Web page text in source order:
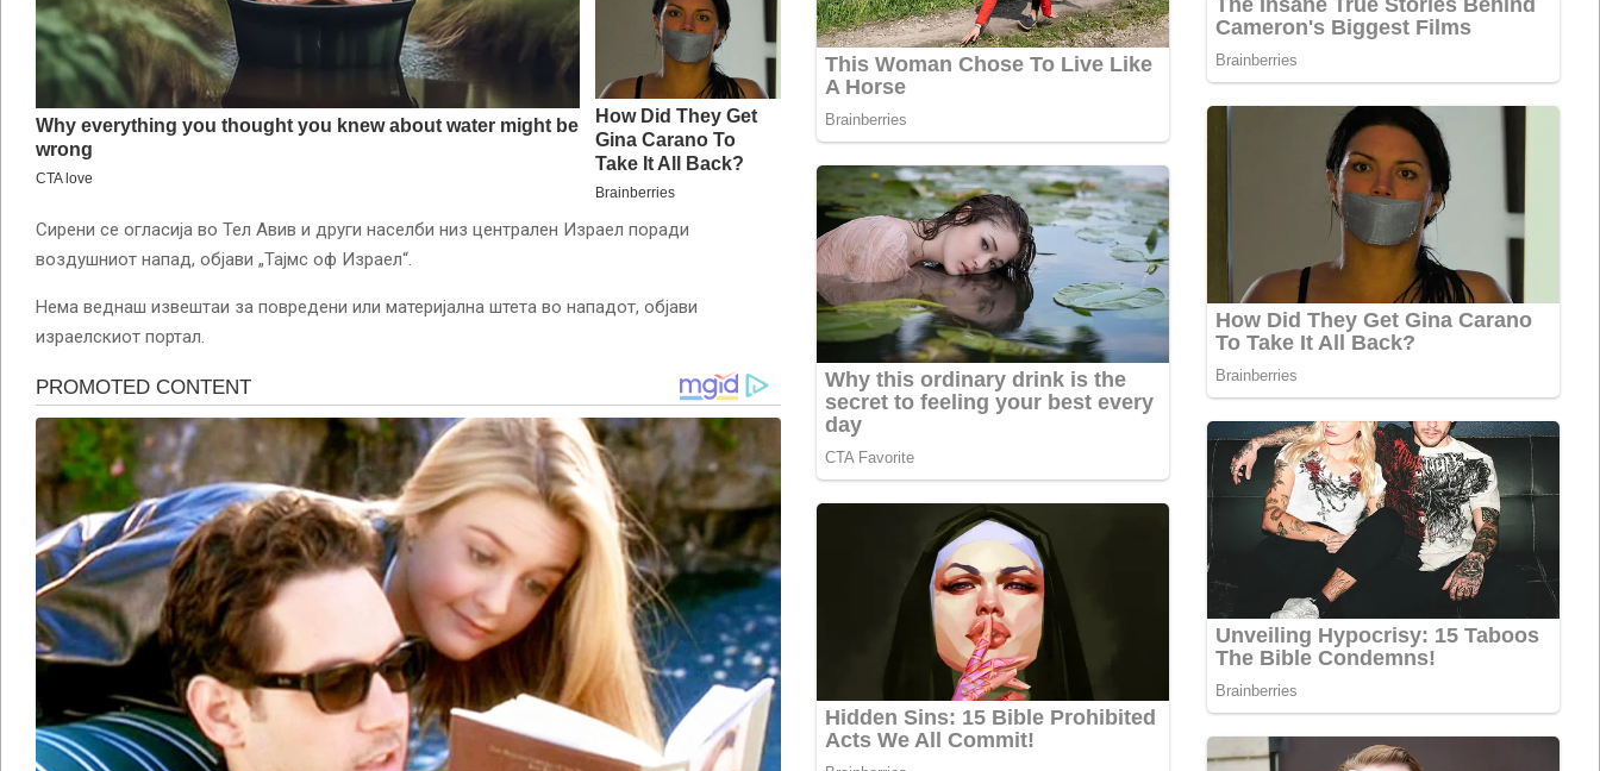
Сирени се огласија во Тел Авив и други населби низ централен Израел поради
воздушниот напад, објави „Тајмс оф Израел“.
Нема веднаш извештаи за повредени или материјална штета во нападот, објави
израелскиот портал.